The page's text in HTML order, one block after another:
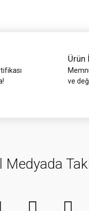
Ürün
ve
Medyada